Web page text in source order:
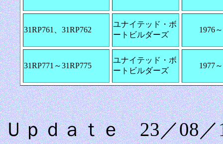
31RP761、31RP762
ユナイテッド・ボ
ートビルダーズ
1976
31RP771～31RP775
ユナイテッド・ボ
ートビルダーズ
1977
Ｕｐｄａｔｅ 23／08／